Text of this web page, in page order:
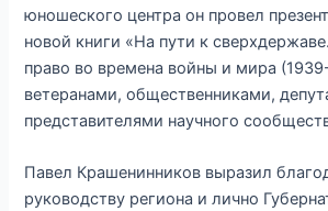
юношеского центра он провел
новой книги «На пути к
право во времена войны и мира
ветеранами, общественниками,
представителями научного
Павел Крашенинников выразил
руководству региона и лично